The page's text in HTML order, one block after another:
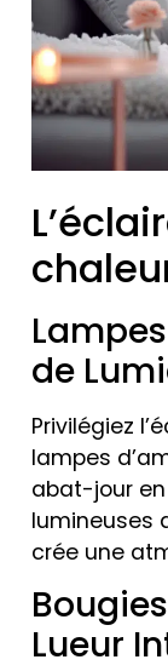
de
Privilégiez
lampes
abat-jour
lumineuses
crée une
Lueur